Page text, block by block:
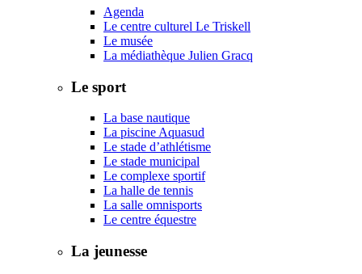
Agenda
Le centre culturel Le Triskell
Le musée
La médiathèque Julien Gracq
Le sport
La base nautique
La piscine Aquasud
Le stade d’athlétisme
Le stade municipal
Le complexe sportif
La halle de tennis
La salle omnisports
Le centre équestre
La jeunesse